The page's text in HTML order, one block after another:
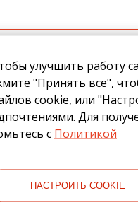
улучшить работу
"Принять все",
cookie, или
Для
с Политикой
НАСТРОИТЬ COOKIE
от 3 ночей и